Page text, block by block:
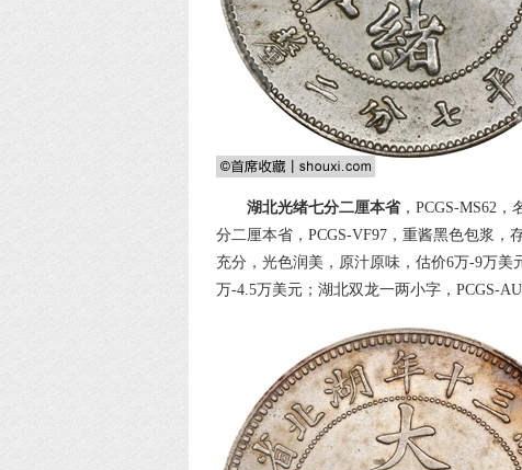
湖北光绪七分二厘本省，PCGS-MS62
分二厘本省，PCGS-VF97，重酱黑色包浆，
充分，光色润美，原汁原味，估价6万-9万美
万-4.5万美元；湖北双龙一两小字，PCGS-